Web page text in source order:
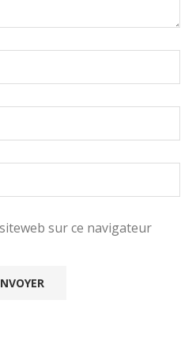
sur ce navigateur